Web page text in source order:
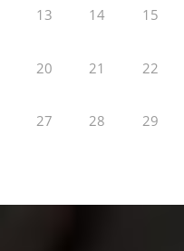
13 14 15
20 21 22
27 28 29